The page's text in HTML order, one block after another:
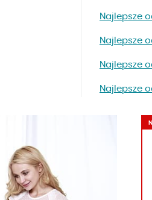
Najlepsze
Najlepsze
Najlepsze
Najlepsze